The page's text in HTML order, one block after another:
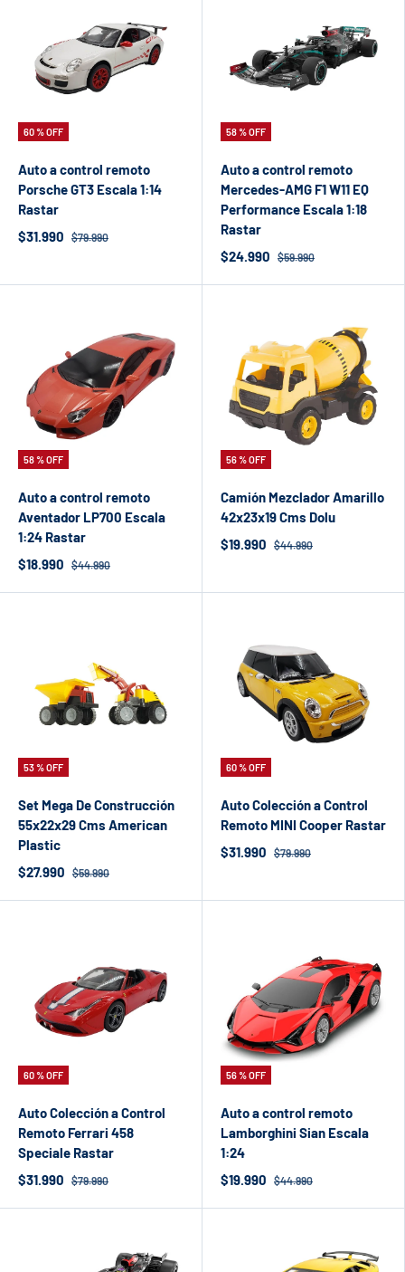
60 % OFF
Auto a control remoto
Porsche GT3 Escala 1:14
Rastar
$31.990
$79.990
58 % OFF
Auto a control remoto
Mercedes-AMG F1 W11 EQ
Performance Escala 1:18
Rastar
$24.990
$59.990
58 % OFF
Auto a control remoto
Aventador LP700 Escala
1:24 Rastar
$18.990
$44.990
56 % OFF
Camión Mezclador Amarillo
42x23x19 Cms Dolu
$19.990
$44.990
53 % OFF
Set Mega De Construcción
55x22x29 Cms American
Plastic
$27.990
$59.990
60 % OFF
Auto Colección a Control
Remoto MINI Cooper Rastar
$31.990
$79.990
60 % OFF
Auto Colección a Control
Remoto Ferrari 458
Speciale Rastar
$31.990
$79.990
56 % OFF
Auto a control remoto
Lamborghini Sian Escala
1:24
$19.990
$44.990